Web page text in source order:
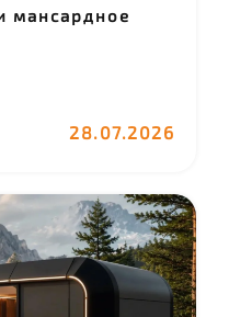
мансардное
28.07.2026